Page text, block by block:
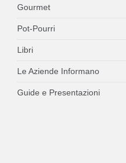
Gourmet
Pot-Pourri
Libri
Le Aziende Informano
Guide e Presentazioni